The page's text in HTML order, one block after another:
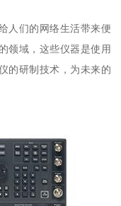
人们的网络生活带来便
领域，这些仪器是使用
的研制技术，为未来的